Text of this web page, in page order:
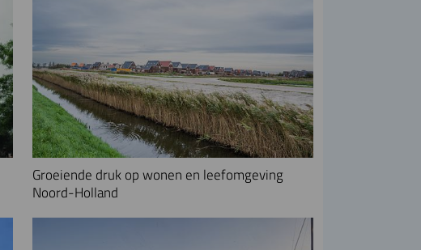
Groeiende druk op wonen en leefomgeving
Noord-Holland